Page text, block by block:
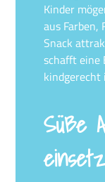
Kinder
aus Farben,
Snack
schafft eine
kindgerecht
Süße